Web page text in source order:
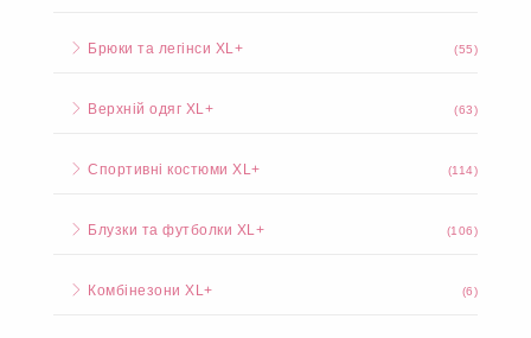
Брюки та легінси XL+ (55)
Верхній одяг XL+ (63)
Спортивні костюми XL+ (114)
Блузки та футболки XL+ (106)
Комбінезони XL+ (6)